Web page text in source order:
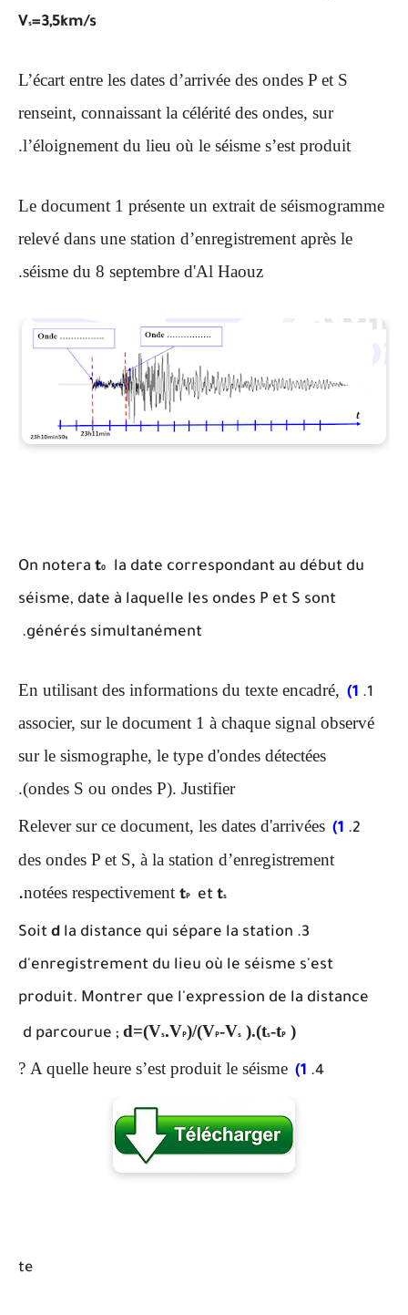
Vs=3,5km/s
L’écart entre les dates d’arrivée des ondes P et S
renseint, connaissant la célérité des ondes, sur
l’éloignement du lieu où le séisme s’est produit.
Le document 1 présente un extrait de séismogramme
relevé dans une station d’enregistrement après le
séisme du 8 septembre d'Al Haouz.
On notera t0
la date correspondant au début du
séisme, date à laquelle les ondes P et S sont
générés simultanément.
1)
En utilisant des informations du texte encadré,
associer, sur le document 1 à chaque signal observé
sur le sismographe, le type d'ondes détectées
(ondes S ou ondes P). Justifier.
1)
Relever sur ce document, les dates d'arrivées
des ondes P et S, à la station d’enregistrement
notées respectivement tP et ts
.
Soit d la distance qui sépare la station
d'enregistrement du lieu où le séisme s'est
produit. Montrer que l'expression de la distance
d parcourue ; d=(Vs.VP)/(VP-Vs ).(ts-tP )
1)
A quelle heure s’est produit le séisme ?
te